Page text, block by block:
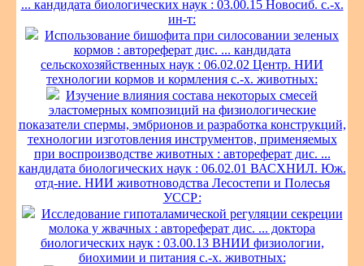
... кандидата биологических наук : 03.00.15 Новосиб. с.-х.
ин-т:
Использование бишофита при силосовании зеленых
кормов : автореферат дис. ... кандидата
сельскохозяйственных наук : 06.02.02 Центр. НИИ
технологии кормов и кормления с.-х. животных:
Изучение влияния состава некоторых смесей
эластомерных композиций на физиологические
показатели спермы, эмбрионов и разработка конструкций,
технологии изготовления инструментов, применяемых
при воспроизводстве животных : автореферат дис. ...
кандидата биологических наук : 06.02.01 ВАСХНИЛ. Юж.
отд-ние. НИИ животноводства Лесостепи и Полесья
УССР:
Исследование гипоталамической регуляции секреции
молока у жвачных : автореферат дис. ... доктора
биологических наук : 03.00.13 ВНИИ физиологии,
биохимии и питания с.-х. животных: